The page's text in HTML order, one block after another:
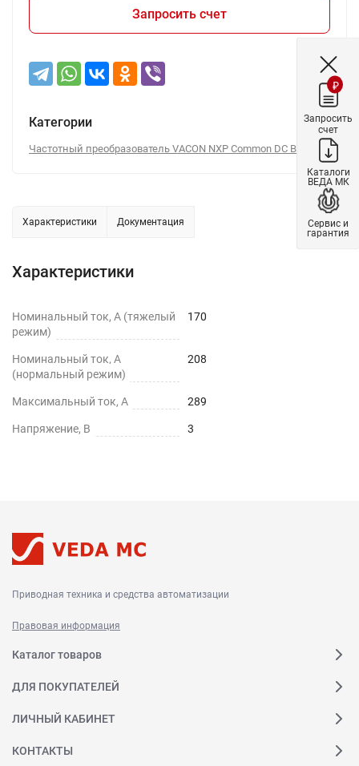
Запросить счет
Категории
Частотный преобразователь VACON NXP Common DC Bus
Характеристики Документация
Характеристики
Номинальный ток, А (тяжелый
режим)
170
Номинальный ток, А
(нормальный режим)
208
Максимальный ток, А 289
Напряжение, В 3
Приводная техника и средства автоматизации
Правовая информация
Каталог товаров
ДЛЯ ПОКУПАТЕЛЕЙ
ЛИЧНЫЙ КАБИНЕТ
КОНТАКТЫ
₽
Запросить
счет
Каталоги
ВЕДА МК
Сервис и
гарантия